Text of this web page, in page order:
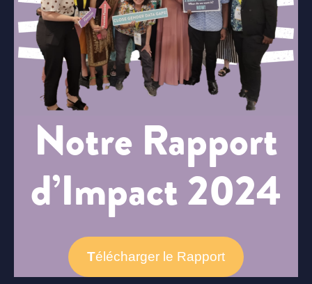
Notre Rapport
d’Impact 2024
Télécharger le Rapport